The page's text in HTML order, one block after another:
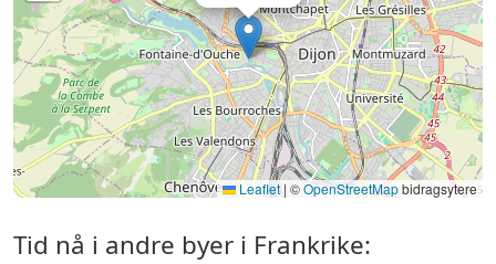
Leaflet | ©OpenStreetMapbidragsytere
Tid nå i andre byer i Frankrike: